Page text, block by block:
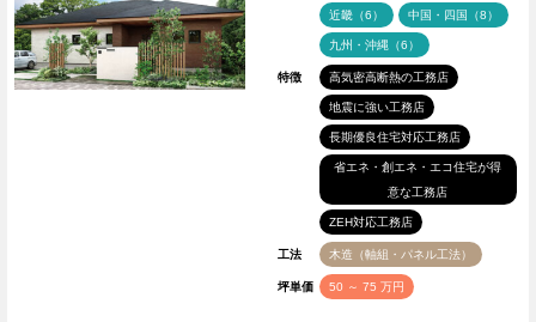
近畿（6） 中国・四国（8）
九州・沖縄（6）
特徴 高気密高断熱の工務店
地震に強い工務店
長期優良住宅対応工務店
省エネ・創エネ・エコ住宅が得
意な工務店
ZEH対応工務店
工法 木造（軸組・パネル工法）
坪単価 50 ～ 75 万円